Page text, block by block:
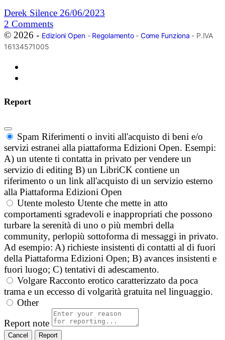
Derek Silence 26/06/2023
2 Comments
© 2026 - Edizioni Open- Regolamento- Come Funziona - P.IVA
16134571005
Report
Spam Riferimenti o inviti all'acquisto di beni e/o
servizi estranei alla piattaforma Edizioni Open. Esempi:
A) un utente ti contatta in privato per vendere un
servizio di editing B) un LibriCK contiene un
riferimento o un link all'acquisto di un servizio esterno
alla Piattaforma Edizioni Open
Utente molesto Utente che mette in atto
comportamenti sgradevoli e inappropriati che possono
turbare la serenità di uno o più membri della
community, perlopiù sottoforma di messaggi in privato.
Ad esempio: A) richieste insistenti di contatti al di fuori
della Piattaforma Edizioni Open; B) avances insistenti e
fuori luogo; C) tentativi di adescamento.
Volgare Racconto erotico caratterizzato da poca
trama e un eccesso di volgarità gratuita nel linguaggio.
Other
Report note
Report